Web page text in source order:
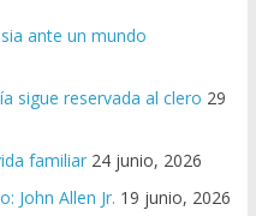
ante un mundo
sigue reservada al clero 29
familiar 24 junio, 2026
John Allen Jr. 19 junio, 2026